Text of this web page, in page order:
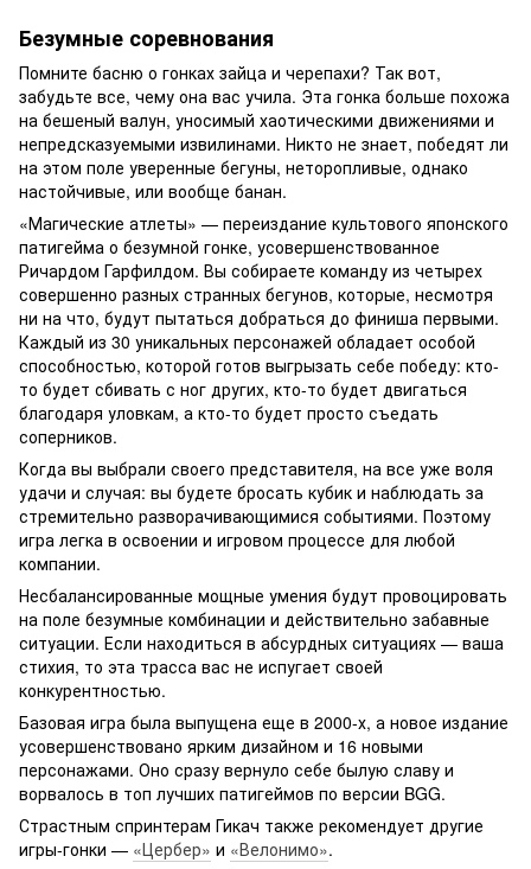
Безумные соревнования
Помните басню о гонках зайца и черепахи? Так вот,
забудьте все, чему она вас учила. Эта гонка больше похожа
на бешеный валун, уносимый хаотическими движениями и
непредсказуемыми извилинами. Никто не знает, победят ли
на этом поле уверенные бегуны, неторопливые, однако
настойчивые, или вообще банан.
«Магические атлеты» — переиздание культового японского
патигейма о безумной гонке, усовершенствованное
Ричардом Гарфилдом. Вы собираете команду из четырех
совершенно разных странных бегунов, которые, несмотря
ни на что, будут пытаться добраться до финиша первыми.
Каждый из 30 уникальных персонажей обладает особой
способностью, которой готов выгрызать себе победу: кто-
то будет сбивать с ног других, кто-то будет двигаться
благодаря уловкам, а кто-то будет просто съедать
соперников.
Когда вы выбрали своего представителя, на все уже воля
удачи и случая: вы будете бросать кубик и наблюдать за
стремительно разворачивающимися событиями. Поэтому
игра легка в освоении и игровом процессе для любой
компании.
Несбалансированные мощные умения будут провоцировать
на поле безумные комбинации и действительно забавные
ситуации. Если находиться в абсурдных ситуациях — ваша
стихия, то эта трасса вас не испугает своей
конкурентностью.
Базовая игра была выпущена еще в 2000-х, а новое издание
усовершенствовано ярким дизайном и 16 новыми
персонажами. Оно сразу вернуло себе былую славу и
ворвалось в топ лучших патигеймов по версии BGG.
Страстным спринтерам Гикач также рекомендует другие
игры-гонки — «Цербер» и «Велонимо».